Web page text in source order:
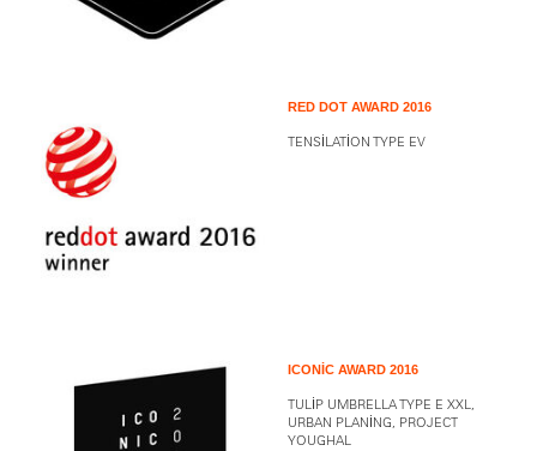
RED DOT AWARD 2016
TENSILATION TYPE EV
ICONIC AWARD 2016
TULIP UMBRELLA TYPE E XXL,
URBAN PLANING, PROJECT
YOUGHAL